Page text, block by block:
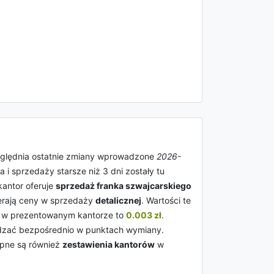
ostatnie zmiany wprowadzone 2026-
i sprzedaży starsze niż 3 dni zostały tu
oferuje sprzedaż franka szwajcarskiego
ceny w sprzedaży detalicznej. Wartości te
prezentowanym kantorze to 0.003 zł.
bezpośrednio w punktach wymiany.
są również zestawienia kantorów w